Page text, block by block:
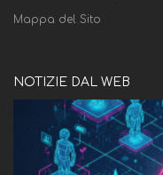
Mappa del Sito
NOTIZIE DAL WEB